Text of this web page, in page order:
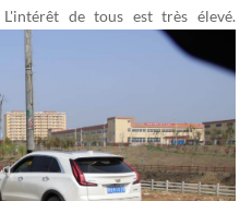
de tous est très élevé.